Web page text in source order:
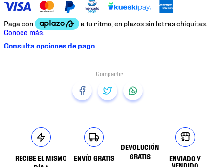
Consulta opciones de pago
RECIBE EL MISMO
ENVÍO GRATIS
DEVOLUCIÓN
GRATIS
ENVIADO Y
VENDIDO